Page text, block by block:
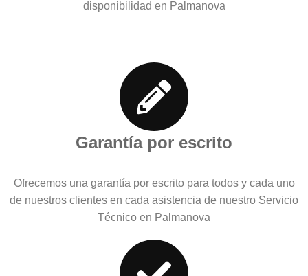
disponibilidad en Palmanova
Garantía por escrito
Ofrecemos una garantía por escrito para todos y cada uno
de nuestros clientes en cada asistencia de nuestro Servicio
Técnico en Palmanova